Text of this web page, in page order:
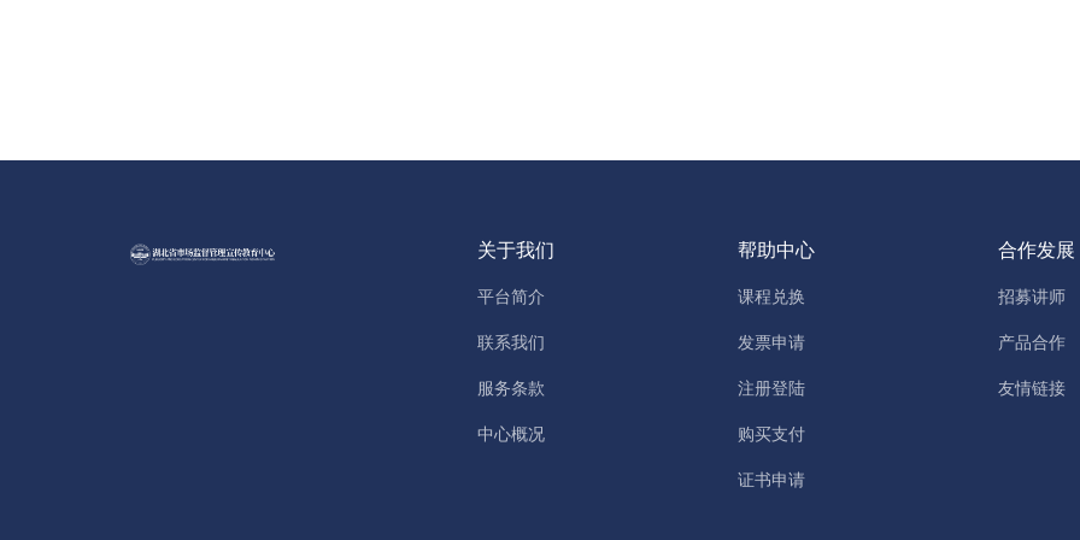
关于我们
平台简介
联系我们
服务条款
中心概况
帮助中心
课程兑换
发票申请
注册登陆
购买支付
证书申请
合作发展
招募讲师
产品合作
友情链接